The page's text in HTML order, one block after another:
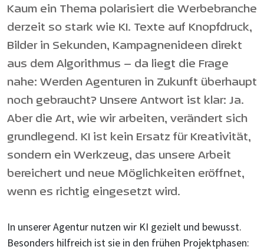
Kaum ein Thema polarisiert die Werbebranche
derzeit so stark wie KI. Texte auf Knopfdruck,
Bilder in Sekunden, Kampagnenideen direkt
aus dem Algorithmus – da liegt die Frage
nahe: Werden Agenturen in Zukunft überhaupt
noch gebraucht? Unsere Antwort ist klar: Ja.
Aber die Art, wie wir arbeiten, verändert sich
grundlegend. KI ist kein Ersatz für Kreativität,
sondern ein Werkzeug, das unsere Arbeit
bereichert und neue Möglichkeiten eröffnet,
wenn es richtig eingesetzt wird.
In unserer Agentur nutzen wir KI gezielt und bewusst.
Besonders hilfreich ist sie in den frühen Projektphasen: